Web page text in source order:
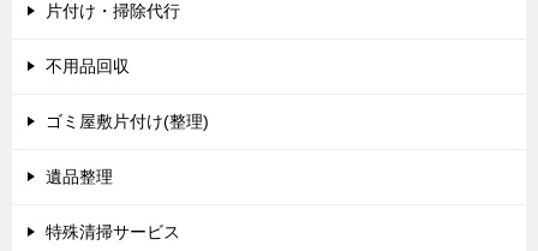
片付け・掃除代行
不用品回収
ゴミ屋敷片付け(整理)
遺品整理
特殊清掃サービス